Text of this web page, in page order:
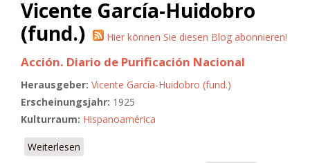
Vicente García-Huidobro
(fund.)
Hier können Sie diesen Blog abonnieren!
Acción. Diario de Purificación Nacional
Herausgeber: Vicente García-Huidobro (fund.)
Erscheinungsjahr: 1925
Kulturraum: Hispanoamérica
Weiterlesen